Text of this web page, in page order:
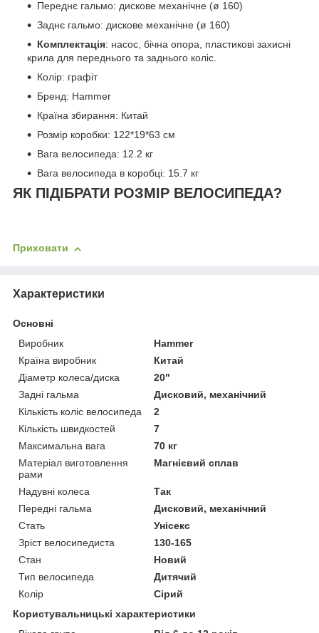
Переднє гальмо: дискове механічне (ø 160)
Заднє гальмо: дискове механічне (ø 160)
Комплектація: насос, бічна опора, пластикові захисні
крила для переднього та заднього коліс.
Колір: графіт
Бренд: Hammer
Країна збирання: Китай
Розмір коробки: 122*19*63 см
Вага велосипеда: 12.2 кг
Вага велосипеда в коробці: 15.7 кг
ЯК ПІДІБРАТИ РОЗМІР ВЕЛОСИПЕДА?
Приховати
Характеристики
Основні
Виробник
Hammer
Країна виробник
Китай
Діаметр колеса/диска
20"
Задні гальма
Дисковий, механічний
Кількість коліс велосипеда
2
Кількість швидкостей
7
Максимальна вага
70 кг
Матеріал виготовлення
рами
Магнієвий сплав
Надувні колеса
Так
Передні гальма
Дисковий, механічний
Стать
Унісекс
Зріст велосипедиста
130-165
Стан
Новий
Тип велосипеда
Дитячий
Колір
Сірий
Користувальницькі характеристики